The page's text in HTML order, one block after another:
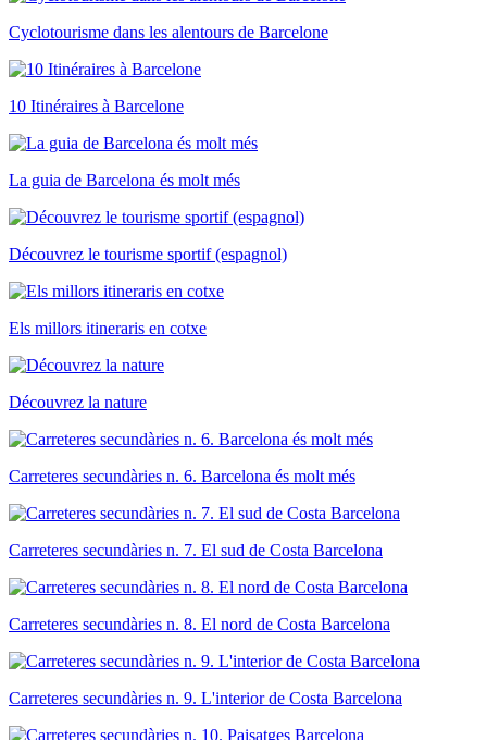
Cyclotourisme dans les alentours de Barcelone
10 Itinéraires à Barcelone
La guia de Barcelona és molt més
Découvrez le tourisme sportif (espagnol)
Els millors itineraris en cotxe
Découvrez la nature
Carreteres secundàries n. 6. Barcelona és molt més
Carreteres secundàries n. 7. El sud de Costa Barcelona
Carreteres secundàries n. 8. El nord de Costa Barcelona
Carreteres secundàries n. 9. L'interior de Costa Barcelona